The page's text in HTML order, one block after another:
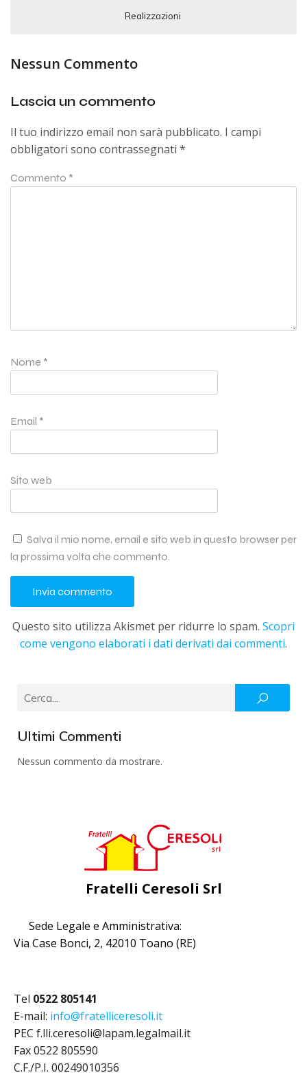
Realizzazioni
Nessun Commento
Lascia un commento
Il tuo indirizzo email non sarà pubblicato. I campi
obbligatori sono contrassegnati *
Commento *
Nome *
Email *
Sito web
Salva il mio nome, email e sito web in questo browser per
la prossima volta che commento.
Questo sito utilizza Akismet per ridurre lo spam. Scopri
come vengono elaborati i dati derivati dai commenti.
Ultimi Commenti
Nessun commento da mostrare.
Fratelli Ceresoli Srl
Sede Legale e Amministrativa:
Via Case Bonci, 2, 42010 Toano (RE)
Tel 0522 805141
E-mail: info@fratelliceresoli.it
PEC f.lli.ceresoli@lapam.legalmail.it
Fax 0522 805590
C.F./P.I. 00249010356